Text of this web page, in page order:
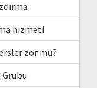
hizmeti
zor mu?